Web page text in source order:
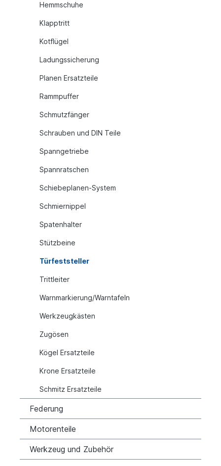
Hemmschuhe
Klapptritt
Kotflügel
Ladungssicherung
Planen Ersatzteile
Rammpuffer
Schmutzfänger
Schrauben und DIN Teile
Spanngetriebe
Spannratschen
Schiebeplanen-System
Schmiernippel
Spatenhalter
Stützbeine
Türfeststeller
Trittleiter
Warnmarkierung/Warntafeln
Werkzeugkästen
Zugösen
Kögel Ersatzteile
Krone Ersatzteile
Schmitz Ersatzteile
Federung
Motorenteile
Werkzeug und Zubehör